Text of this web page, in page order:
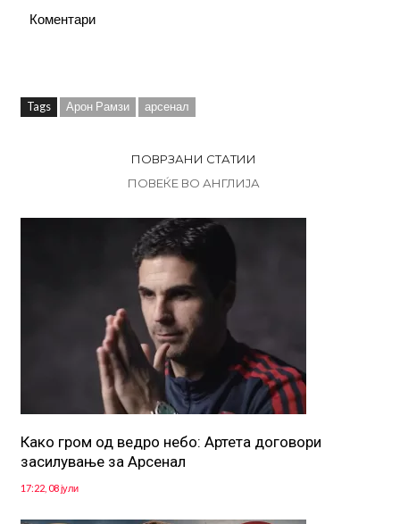
Коментари
Tags Арон Рамзи арсенал
ПОВРЗАНИ СТАТИИ
ПОВЕЌЕ ВО АНГЛИЈА
Како гром од ведро небо: Артета договори
засилување за Арсенал
17:22, 08 јули